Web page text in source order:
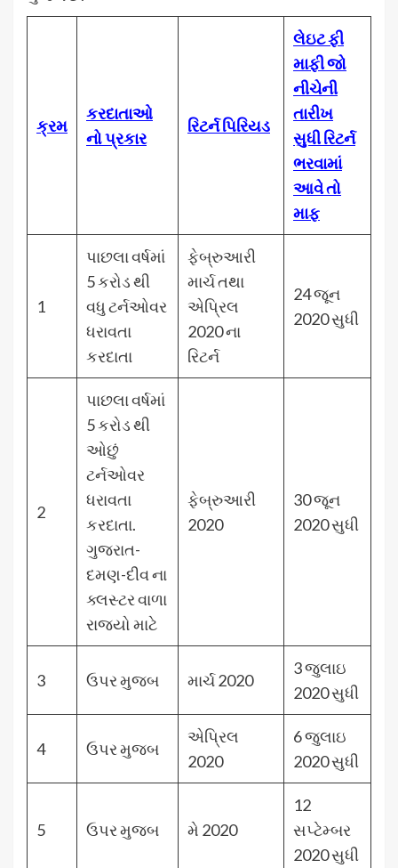
ક્રમ
કરદાતાઓ
નો પ્રકાર
રિટર્ન પિરિયડ
લેઇટ ફી
માફી જો
નીચેની
તારીખ
સુધી રિટર્ન
ભરવામાં
આવે તો
માફ
1
પાછલા વર્ષમાં
5 કરોડ થી
વધુ ટર્નઓવર
ધરાવતા
કરદાતા
ફેબ્રુઆરી
માર્ચ તથા
એપ્રિલ
2020 ના
રિટર્ન
24 જૂન
2020 સુધી
2
પાછલા વર્ષમાં
5 કરોડ થી
ઓછું
ટર્નઓવર
ધરાવતા
કરદાતા.
ગુજરાત-
દમણ-દીવ ના
ક્લસ્ટર વાળા
રાજ્યો માટે
ફેબ્રુઆરી
2020
30 જૂન
2020 સુધી
3 ઉપર મુજબ માર્ચ 2020
3 જુલાઇ
2020 સુધી
4 ઉપર મુજબ
એપ્રિલ
2020
6 જુલાઇ
2020 સુધી
5 ઉપર મુજબ મે 2020
12
સપ્ટેમ્બર
2020 સુધી